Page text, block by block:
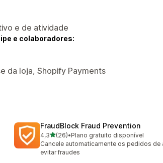
e de atividade
e colaboradores:
da loja, Shopify Payments
FraudBlock Fraud Prevention
4,3de 5 estrelas
(26)
26 avaliações ao todo
•Plano gratuito disponível
Cancele automaticamente os pedidos de
evitar fraudes